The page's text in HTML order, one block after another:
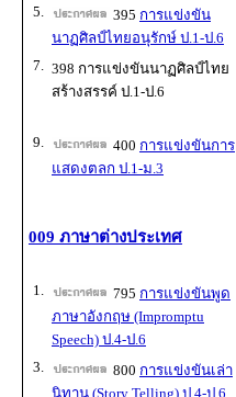
5.
395 การแข่งขัน
นาฏศิลป์ไทยอนุรักษ์ ป.1-ป.6
7.
398 การแข่งขันนาฏศิลป์ไทย
สร้างสรรค์ ป.1-ป.6
9.
400 การแข่งขันการ
แสดงตลก ป.1-ม.3
009 ภาษาต่างประเทศ
1. 795 การแข่งขันพูด
ภาษาอังกฤษ (Impromptu
Speech) ป.4-ป.6
3.
800 การแข่งขันเล่า
นิทาน (Story Telling) ป.4-ป.6